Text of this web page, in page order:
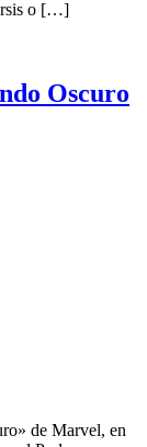
o […]
Oscuro
de Marvel, en